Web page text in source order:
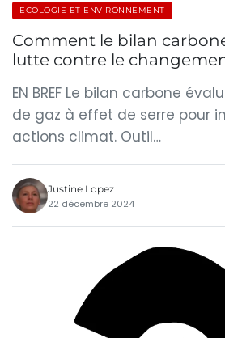
ÉCOLOGIE ET ENVIRONNEMENT
Comment le bilan
lutte contre le
EN BREF Le bilan carbone
de gaz à effet de serre pour
actions climat. Outil…
Justine Lopez
22 décembre 2024